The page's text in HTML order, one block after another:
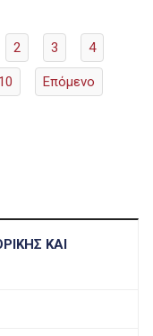
2 3 4
10 Επόμενο
ΚΑΙ